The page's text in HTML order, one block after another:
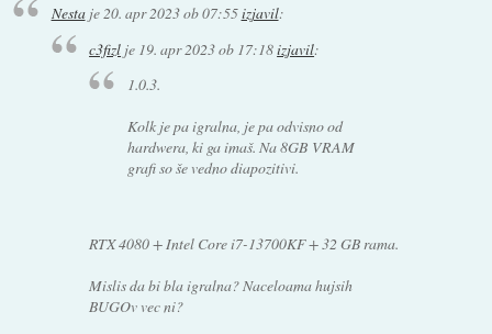
Nestaje20. apr 2023 ob 07:55izjavil:
c3fizl je 19. apr 2023 ob 17:18izjavil:
1.0.3.
Kolk je pa igralna, je pa odvisno od
hardwera, ki ga imaš. Na 8GB VRAM
grafi so še vedno diapozitivi.
RTX 4080 + Intel Core i7-13700KF + 32 GB rama.
Mislis da bi bla igralna? Naceloama hujsih
BUGOv vec ni?